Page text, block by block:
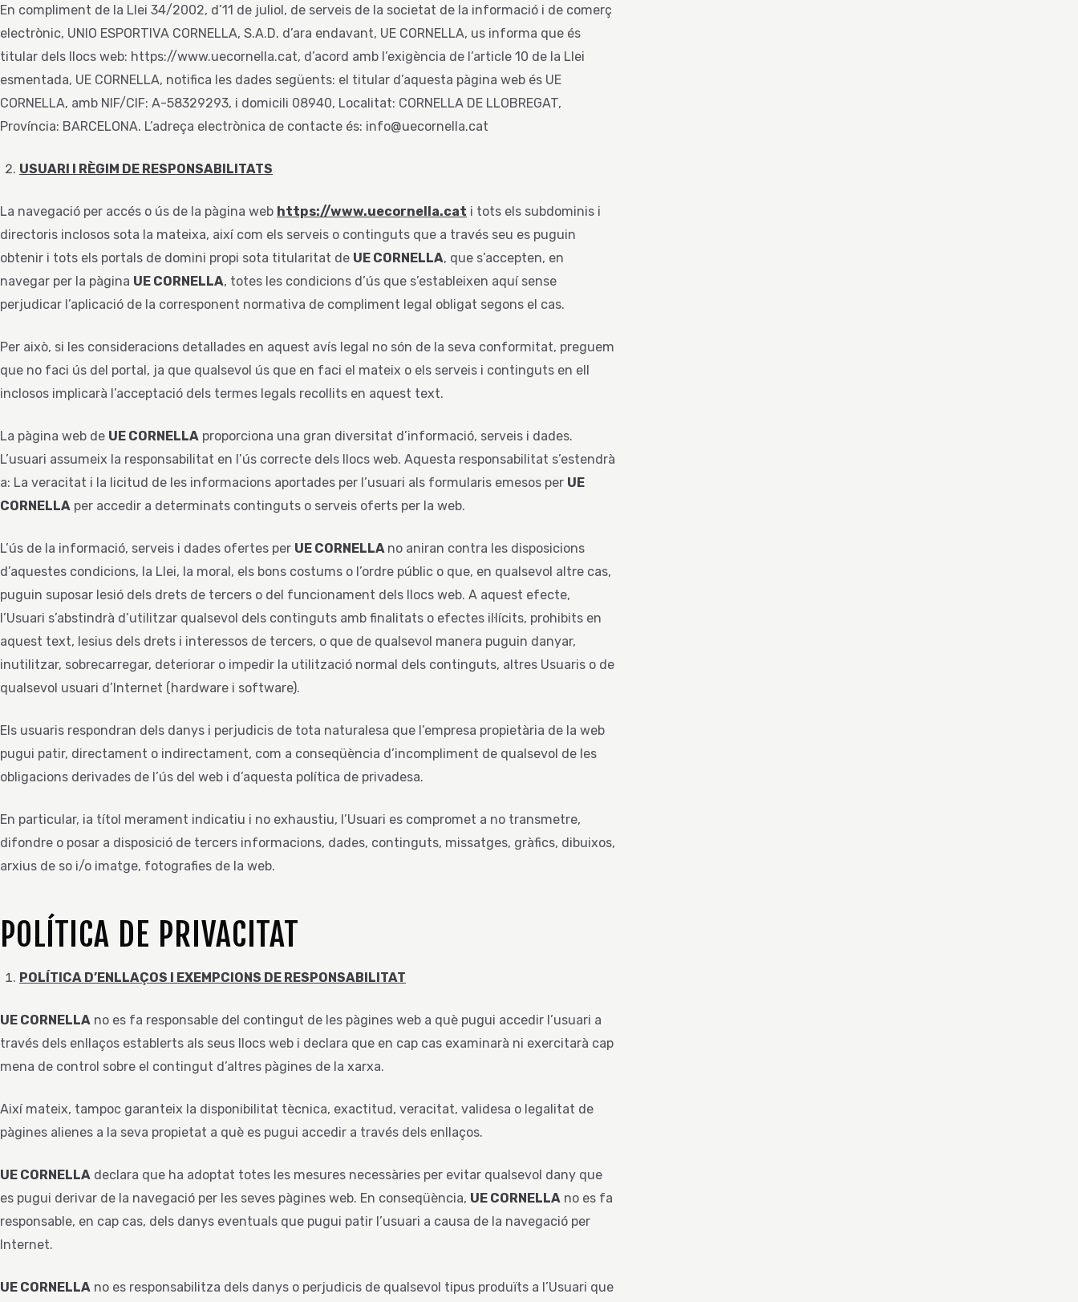
En compliment de la Llei 34/2002, d’11 de juliol, de serveis de la societat de la informació i de comerç
electrònic, UNIO ESPORTIVA CORNELLA, S.A.D. d’ara endavant, UE CORNELLA, us informa que és
titular dels llocs web: https://www.uecornella.cat, d’acord amb l’exigència de l’article 10 de la Llei
esmentada, UE CORNELLA, notifica les dades següents: el titular d’aquesta pàgina web és UE
CORNELLA, amb NIF/CIF: A-58329293, i domicili 08940, Localitat: CORNELLA DE LLOBREGAT,
Província: BARCELONA. L’adreça electrònica de contacte és: info@uecornella.cat
USUARI I RÈGIM DE RESPONSABILITATS
La navegació per accés o ús de la pàgina web https://www.uecornella.cat i tots els subdominis i
directoris inclosos sota la mateixa, així com els serveis o continguts que a través seu es puguin
obtenir i tots els portals de domini propi sota titularitat de UE CORNELLA, que s’accepten, en
navegar per la pàgina UE CORNELLA, totes les condicions d’ús que s’estableixen aquí sense
perjudicar l’aplicació de la corresponent normativa de compliment legal obligat segons el cas.
Per això, si les consideracions detallades en aquest avís legal no són de la seva conformitat, preguem
que no faci ús del portal, ja que qualsevol ús que en faci el mateix o els serveis i continguts en ell
inclosos implicarà l’acceptació dels termes legals recollits en aquest text.
La pàgina web de UE CORNELLA proporciona una gran diversitat d’informació, serveis i dades.
L’usuari assumeix la responsabilitat en l’ús correcte dels llocs web. Aquesta responsabilitat s’estendrà
a: La veracitat i la licitud de les informacions aportades per l’usuari als formularis emesos per UE
CORNELLA per accedir a determinats continguts o serveis oferts per la web.
L’ús de la informació, serveis i dades ofertes per UE CORNELLA no aniran contra les disposicions
d’aquestes condicions, la Llei, la moral, els bons costums o l’ordre públic o que, en qualsevol altre cas,
puguin suposar lesió dels drets de tercers o del funcionament dels llocs web. A aquest efecte,
l’Usuari s’abstindrà d’utilitzar qualsevol dels continguts amb finalitats o efectes il·lícits, prohibits en
aquest text, lesius dels drets i interessos de tercers, o que de qualsevol manera puguin danyar,
inutilitzar, sobrecarregar, deteriorar o impedir la utilització normal dels continguts, altres Usuaris o de
qualsevol usuari d’Internet (hardware i software).
Els usuaris respondran dels danys i perjudicis de tota naturalesa que l’empresa propietària de la web
pugui patir, directament o indirectament, com a conseqüència d’incompliment de qualsevol de les
obligacions derivades de l’ús del web i d’aquesta política de privadesa.
En particular, ia títol merament indicatiu i no exhaustiu, l’Usuari es compromet a no transmetre,
difondre o posar a disposició de tercers informacions, dades, continguts, missatges, gràfics, dibuixos,
arxius de so i/o imatge, fotografies de la web.
POLÍTICA DE PRIVACITAT
POLÍTICA D’ENLLAÇOS I EXEMPCIONS DE RESPONSABILITAT
UE CORNELLA no es fa responsable del contingut de les pàgines web a què pugui accedir l’usuari a
través dels enllaços establerts als seus llocs web i declara que en cap cas examinarà ni exercitarà cap
mena de control sobre el contingut d’altres pàgines de la xarxa.
Així mateix, tampoc garanteix la disponibilitat tècnica, exactitud, veracitat, validesa o legalitat de
pàgines alienes a la seva propietat a què es pugui accedir a través dels enllaços.
UE CORNELLA declara que ha adoptat totes les mesures necessàries per evitar qualsevol dany que
es pugui derivar de la navegació per les seves pàgines web. En conseqüència, UE CORNELLA no es fa
responsable, en cap cas, dels danys eventuals que pugui patir l’usuari a causa de la navegació per
Internet.
UE CORNELLA no es responsabilitza dels danys o perjudicis de qualsevol tipus produïts a l’Usuari que